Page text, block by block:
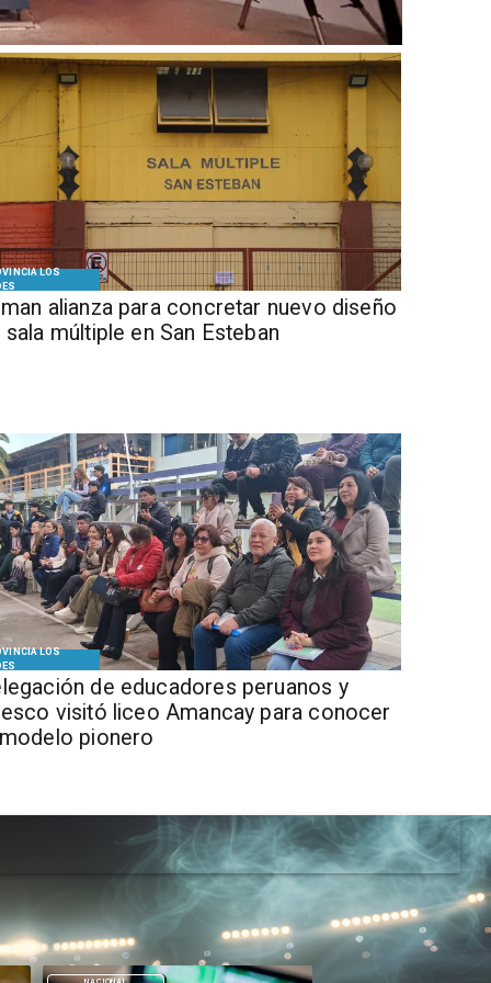
LOS
alianza para concretar nuevo diseño
sala múltiple en San Esteban
LOS
de educadores peruanos y
visitó liceo Amancay para conocer
pionero